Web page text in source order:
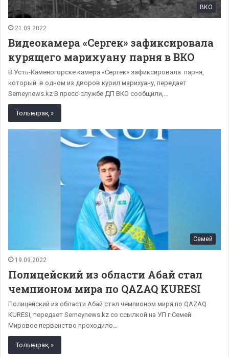
ВКО
21.09.2022
Видеокамера «Сергек» зафиксировала
курящего марихуану парня в ВКО
В Усть-Каменогорске камера «Сергек» зафиксировала парня,
который в одном из дворов курил марихуану, передает
Semeynews.kz В пресс-службе ДП ВКО сообщили,…
Толығырақ »
Семей
19.09.2022
Полицейский из области Абай стал
чемпионом мира по QAZAQ KURESI
Полицейский из области Абай стал чемпионом мира по QAZAQ
KURESI, передает Semeynews.kz со ссылкой на УП г.Семей.
Мировое первенство проходило…
Толығырақ »